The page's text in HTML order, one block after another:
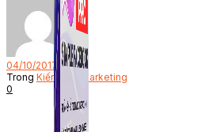
Bởi
04/10/2017
Trong Kiến thức Marketing
0